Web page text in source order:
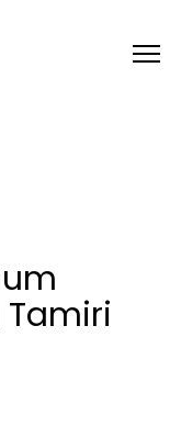
Tamiri